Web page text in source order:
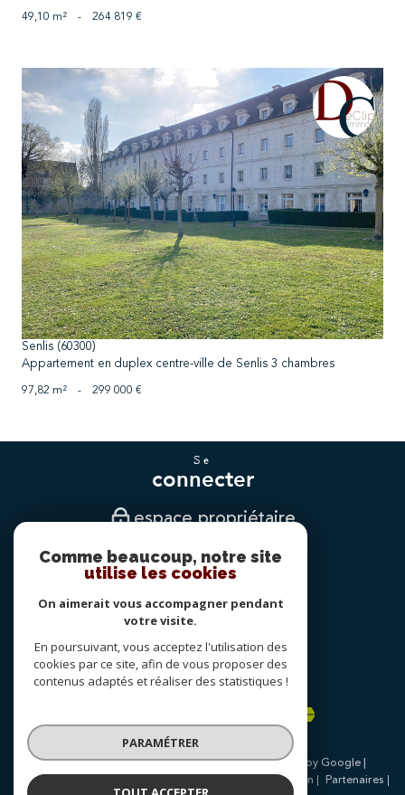
49,10 m² - 264 819 €
voir le bien
Senlis (60300)
Appartement en duplex centre-ville de Senlis 3 chambres
97,82 m² - 299 000 €
se
connecter
espace propriétaire
nous
suivre
nous
adhérons
© 2026 | Tous droits réservés | Traduction powered by Google |
Nos honoraires
Admin
Partenaires
Comme beaucoup, notre site
utilise les cookies
On aimerait vous accompagner pendant
votre visite.
En poursuivant, vous acceptez l'utilisation des
cookies par ce site, afin de vous proposer des
contenus adaptés et réaliser des statistiques !
PARAMÉTRER